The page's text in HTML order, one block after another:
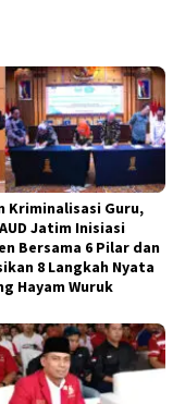
Kriminalisasi Guru,
Jatim Inisiasi
Bersama 6 Pilar dan
8 Langkah Nyata
Hayam Wuruk